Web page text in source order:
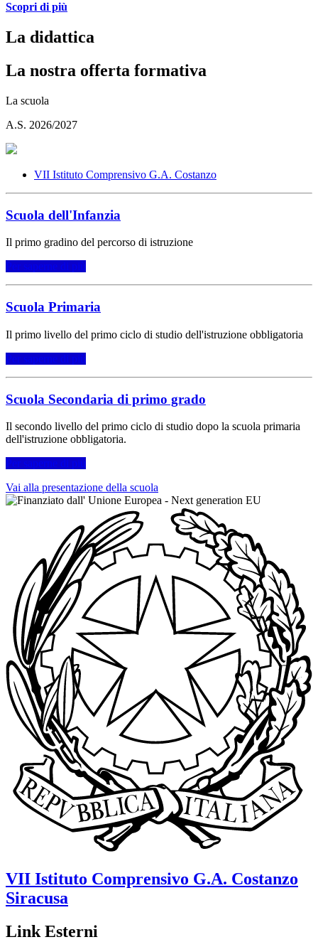
Scopri di più
La didattica
La nostra offerta formativa
La scuola
A.S. 2026/2027
VII Istituto Comprensivo G.A. Costanzo
Scuola dell'Infanzia
Il primo gradino del percorso di istruzione
Per saperne di più
Scuola Primaria
Il primo livello del primo ciclo di studio dell'istruzione obbligatoria
Per saperne di più
Scuola Secondaria di primo grado
Il secondo livello del primo ciclo di studio dopo la scuola primaria
dell'istruzione obbligatoria.
Per saperne di più
Vai alla presentazione della scuola
VII Istituto Comprensivo G.A. Costanzo
Siracusa
Link Esterni